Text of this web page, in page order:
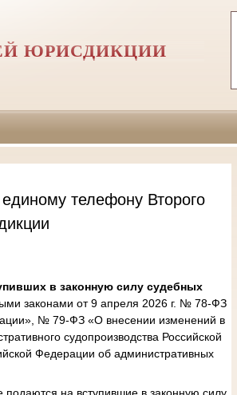
ЮРИСДИКЦИИ
телефону Второго
в законную силу судебных
законами от 9 апреля 2026 г. № 78-ФЗ
№ 79-ФЗ «О внесении изменений в
судопроизводства Российской
Федерации об административных